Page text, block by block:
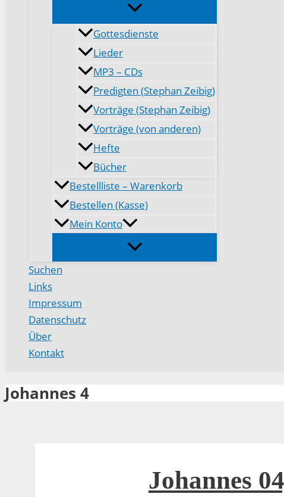
Gottesdienste
Lieder
MP3 – CDs
Predigten (Stephan Zeibig)
Vorträge (Stephan Zeibig)
Vorträge (von anderen)
Hefte
Bücher
Bestellliste – Warenkorb
Bestellen (Kasse)
Mein Konto
Suchen
Links
Impressum
Datenschutz
Über
Kontakt
Johannes 4
Johannes